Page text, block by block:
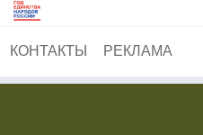
КОНТАКТЫ РЕКЛАМА